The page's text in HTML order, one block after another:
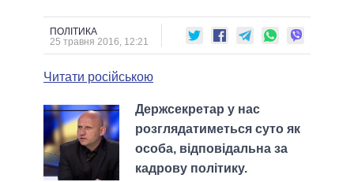
ДАЙДЖЕСТИ
ВЕРХОВНА РАДА
КАБІНЕТ МІНІСТРІВ
МЕРИ МІСТ
ВСІ ПЕРСОНИ
ПІДТРИМАТИ
ПОРІВНЯННЯ ПОЛІТИКІВ
ПОЛІТИКА
25 травня 2016, 12:21
Читати російською
Держcекретар у нас
розглядатиметься суто як
особа, відповідальна за
кадрову політику.